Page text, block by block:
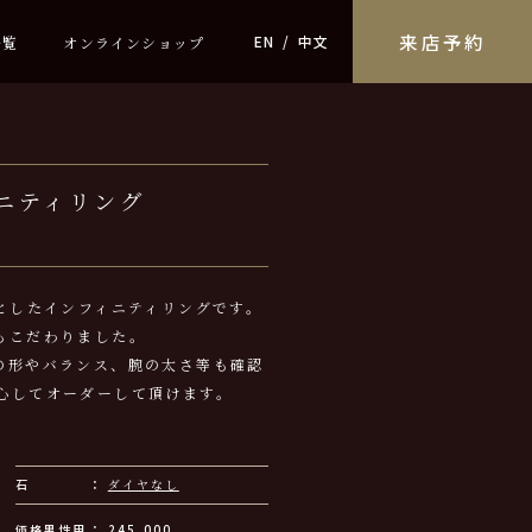
来店予約
オンラインショップ EN 中文
ティリング
たインフィニティリングです。
だわりました。
やバランス、腕の太さ等も確認
てオーダーして頂けます。
石 ダイヤなし